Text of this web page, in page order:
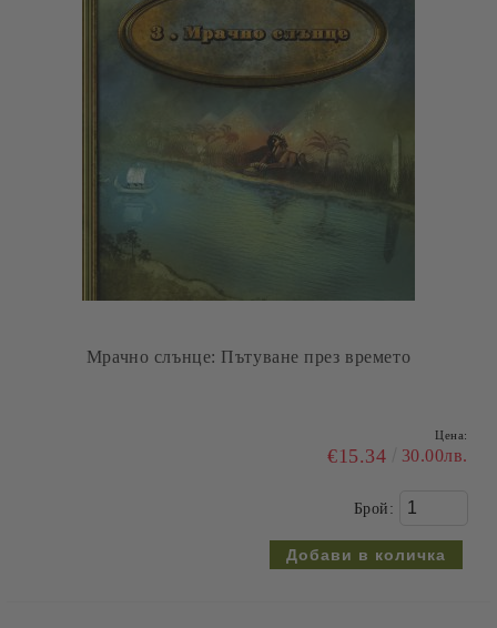
Мрачно слънце: Пътуване през времето
Цена:
€15.34 30.00лв.
Брой: